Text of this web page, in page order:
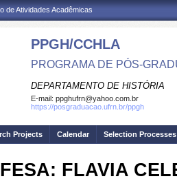
de Atividades Acadêmicas
PPGH/CCHLA
PROGRAMA DE PÓS-
DEPARTAMENTO DE HISTÓRIA
E-mail: ppghufrn@yahoo.com.br
https://posgraduacao.ufrn.br/ppgh
Projects Calendar Selection Processes
FLAVIA